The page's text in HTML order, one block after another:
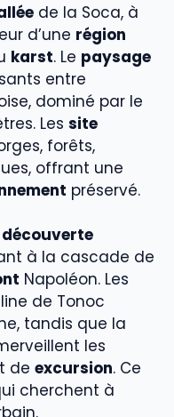
de la Soca, à
d’une région
karst. Le paysage
entre
dominé par le
Les site
forêts,
offrant une
préservé.
découverte
à la cascade de
Napoléon. Les
de Tonoc
tandis que la
les
de excursion. Ce
cherchent à